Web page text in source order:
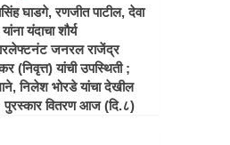
घाडगे, रणजीत पाटील, देवा
यंदाचा शौर्य
जनरल राजेंद्र
(निवृत्त) यांची उपस्थिती ;
निलेश भोरडे यांचा देखील
पुरस्कार वितरण आज (दि.८)